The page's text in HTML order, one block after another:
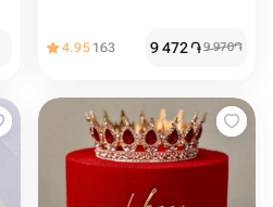
4.95 163 9 472֏9 970֏